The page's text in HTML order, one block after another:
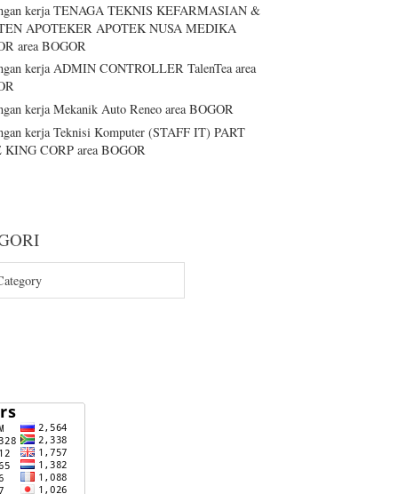
kerja TENAGA TEKNIS KEFARMASIAN &
APOTEKER APOTEK NUSA MEDIKA
area BOGOR
kerja ADMIN CONTROLLER TalenTea area
kerja Mekanik Auto Reneo area BOGOR
kerja Teknisi Komputer (STAFF IT) PART
CORP area BOGOR